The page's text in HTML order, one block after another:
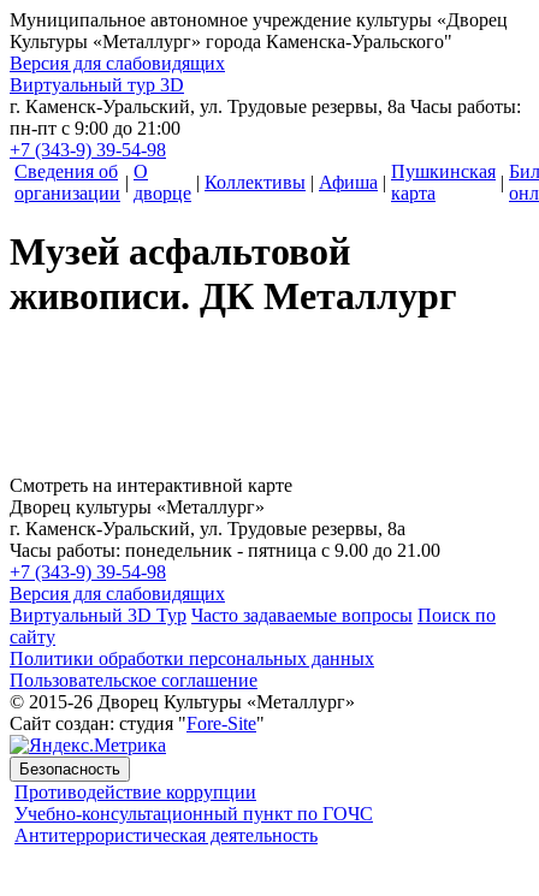
Муниципальное автономное учреждение культуры «Дворец
Культуры «Металлург» города Каменска-Уральского"
Версия для слабовидящих
Виртуальный тур 3D
г. Каменск-Уральский, ул. Трудовые резервы, 8а Часы работы:
пн-пт с 9:00 до 21:00
+7 (343-9) 39-54-98
Сведения об
организации
|
О
дворце
| Коллективы | Афиша |
Пушкинская
карта
|
Музей асфальтовой
живописи. ДК Металлург
Смотреть на интерактивной карте
Дворец культуры «Металлург»
г. Каменск-Уральский, ул. Трудовые резервы, 8а
Часы работы: понедельник - пятница с 9.00 до 21.00
+7 (343-9) 39-54-98
Версия для слабовидящих
Виртуальный 3D Тур Часто задаваемые вопросы Поиск по
сайту
Политики обработки персональных данных
Пользовательское соглашение
© 2015-26 Дворец Культуры «Металлург»
Сайт создан: студия "Fore-Site"
Безопасность
Противодействие коррупции
Учебно-консультационный пункт по ГОЧС
Антитеррористическая деятельность